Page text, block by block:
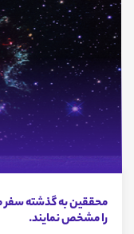
محققین به گذشته سفر
را مشخص نمایند.